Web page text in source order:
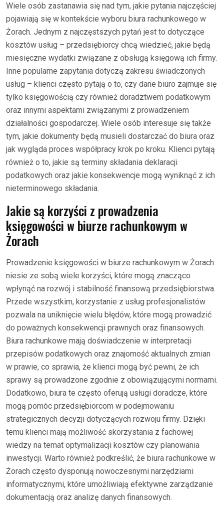
Wiele osób zastanawia się nad tym, jakie pytania najczęściej
pojawiają się w kontekście wyboru biura rachunkowego w
Żorach. Jednym z najczęstszych pytań jest to dotyczące
kosztów usług – przedsiębiorcy chcą wiedzieć, jakie będą
miesięczne wydatki związane z obsługą księgową ich firmy.
Inne popularne zapytania dotyczą zakresu świadczonych
usług – klienci często pytają o to, czy dane biuro zajmuje się
tylko księgowością czy również doradztwem podatkowym
oraz innymi aspektami związanymi z prowadzeniem
działalności gospodarczej. Wiele osób interesuje się także
tym, jakie dokumenty będą musieli dostarczać do biura oraz
jak wygląda proces współpracy krok po kroku. Klienci pytają
również o to, jakie są terminy składania deklaracji
podatkowych oraz jakie konsekwencje mogą wyniknąć z ich
nieterminowego składania.
Jakie są korzyści z prowadzenia
księgowości w biurze rachunkowym w
Żorach
Prowadzenie księgowości w biurze rachunkowym w Żorach
niesie ze sobą wiele korzyści, które mogą znacząco
wpłynąć na rozwój i stabilność finansową przedsiębiorstwa.
Przede wszystkim, korzystanie z usług profesjonalistów
pozwala na uniknięcie wielu błędów, które mogą prowadzić
do poważnych konsekwencji prawnych oraz finansowych.
Biura rachunkowe mają doświadczenie w interpretacji
przepisów podatkowych oraz znajomość aktualnych zmian
w prawie, co sprawia, że klienci mogą być pewni, że ich
sprawy są prowadzone zgodnie z obowiązującymi normami.
Dodatkowo, biura te często oferują usługi doradcze, które
mogą pomóc przedsiębiorcom w podejmowaniu
strategicznych decyzji dotyczących rozwoju firmy. Dzięki
temu klienci mają możliwość skorzystania z fachowej
wiedzy na temat optymalizacji kosztów czy planowania
inwestycji. Warto również podkreślić, że biura rachunkowe w
Żorach często dysponują nowoczesnymi narzędziami
informatycznymi, które umożliwiają efektywne zarządzanie
dokumentacją oraz analizę danych finansowych.